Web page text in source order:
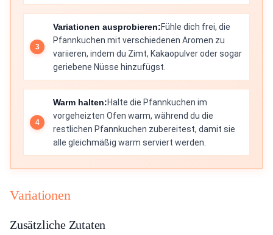
Variationen ausprobieren:Fühle dich frei, die
Pfannkuchen mit verschiedenen Aromen zu
variieren, indem du Zimt, Kakaopulver oder sogar
geriebene Nüsse hinzufügst.
Warm halten:Halte die Pfannkuchen im
vorgeheizten Ofen warm, während du die
restlichen Pfannkuchen zubereitest, damit sie
alle gleichmäßig warm serviert werden.
Variationen
Zusätzliche Zutaten